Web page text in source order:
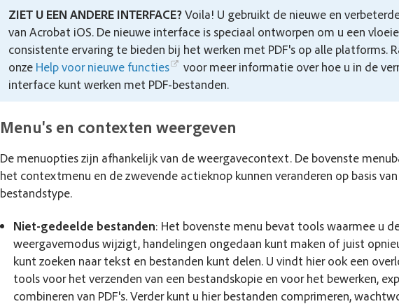
ZIET U EEN ANDERE INTERFACE?Voila! U gebruikt de nieuwe en
van Acrobat iOS. De nieuwe interface is speciaal ontworpen om u een
consistente ervaring te bieden bij het werken met PDF's op alle platforms.
onze Help voor nieuwe functies
voor meer informatie over hoe u in de
interface kunt werken met PDF-bestanden.
Menu's en contexten weergeven
De menuopties zijn afhankelijk van de weergavecontext. De bovenste
het contextmenu en de zwevende actieknop kunnen veranderen op basis
bestandstype.
Niet-gedeelde bestanden: Het bovenste menu bevat tools waarmee u
weergavemodus wijzigt, handelingen ongedaan kunt maken of juist
kunt zoeken naar tekst en bestanden kunt delen. U vindt hier ook een
tools voor het verzenden van een bestandskopie en voor het bewerken,
combineren van PDF's. Verder kunt u hier bestanden comprimeren,